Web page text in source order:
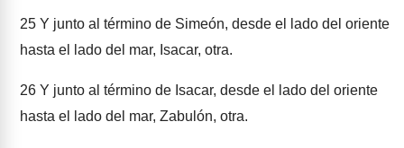
25 Y junto al término de Simeón, desde el lado del oriente
hasta el lado del mar, Isacar, otra.
26 Y junto al término de Isacar, desde el lado del oriente
hasta el lado del mar, Zabulón, otra.